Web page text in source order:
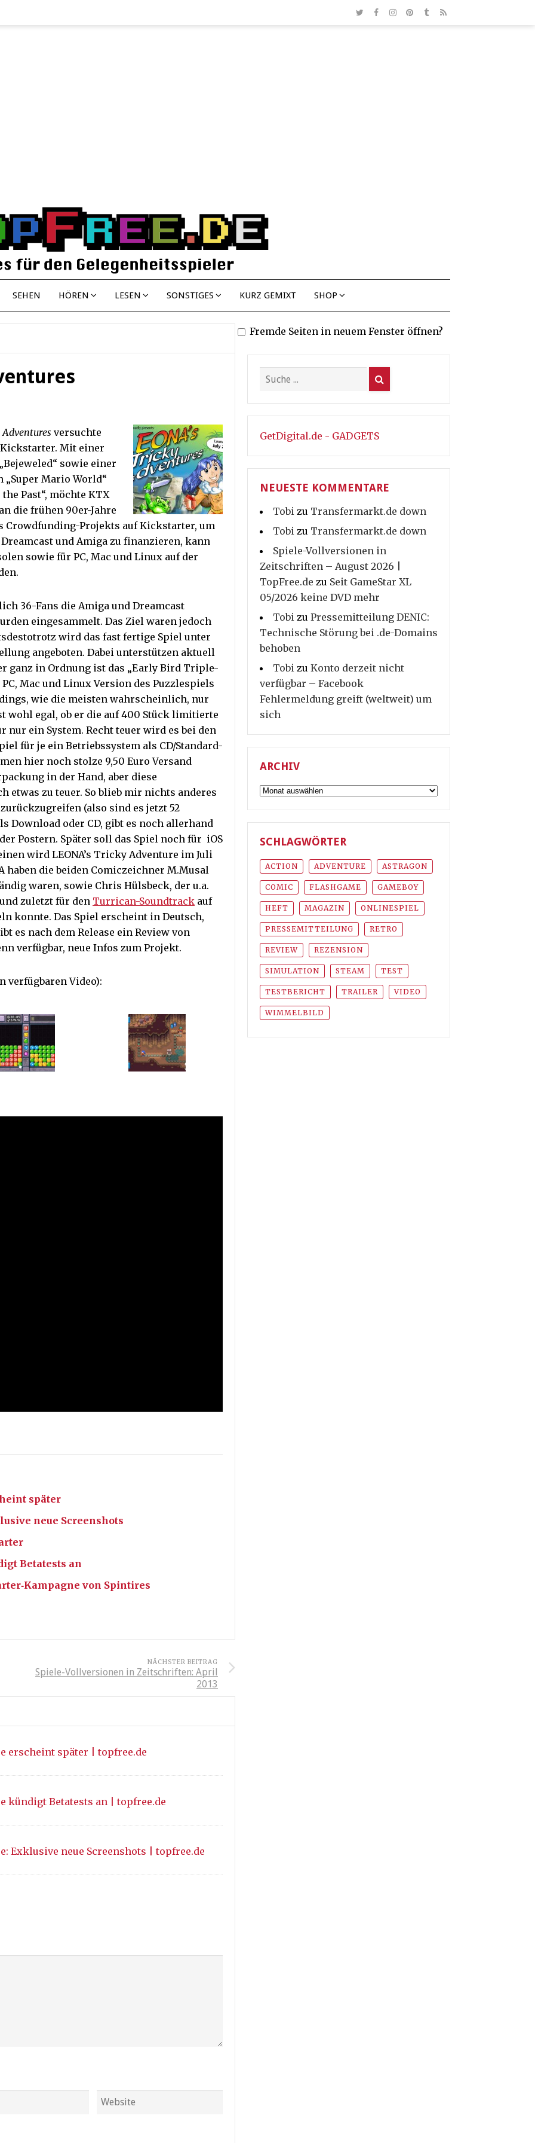
SEHEN HÖREN LESEN SONSTIGES KURZ GEMIXT SHOP
Adventures versuchte
Mit einer
sowie einer
Mario World“
Past“, möchte KTX
die frühen 90er-Jahre
Crowdfunding-Projekts auf Kickstarter, um
und Amiga zu finanzieren, kann
sowie für PC, Mac und Linux auf der
36-Fans die Amiga und Dreamcast
eingesammelt. Das Ziel waren jedoch
wird das fast fertige Spiel unter
angeboten. Dabei unterstützen aktuell
ganz in Ordnung ist das „Early Bird Triple-
Mac und Linux Version des Puzzlespiels
wie die meisten wahrscheinlich, nur
wohl egal, ob er die auf 400 Stück limitierte
ein System. Recht teuer wird es bei den
für je ein Betriebssystem als CD/Standard-
hier noch stolze 9,50 Euro Versand
in der Hand, aber diese
etwas zu teuer. So blieb mir nichts anderes
(also sind es jetzt 52
Download oder CD, gibt es noch allerhand
Postern. Später soll das Spiel noch für iOS
wird LEONA’s Tricky Adventure im Juli
haben die beiden Comiczeichner M.Musal
waren, sowie Chris Hülsbeck, der u.a.
zuletzt für den Turrican-Soundtrack auf
konnte. Das Spiel erscheint in Deutsch,
es nach dem Release ein Review von
verfügbar, neue Infos zum Projekt.
verfügbaren Video):
später
neue Screenshots
Betatests an
von Spintires
NÄCHSTER BEITRAG
Spiele-Vollversionen in Zeitschriften: April
2013
erscheint später | topfree.de
kündigt Betatests an | topfree.de
Exklusive neue Screenshots | topfree.de
Fremde Seiten in neuem Fenster öffnen?
GetDigital.de - GADGETS
NEUESTE KOMMENTARE
Tobi zu Transfermarkt.de down
Tobi zu Transfermarkt.de down
Spiele-Vollversionen in
Zeitschriften – August 2026 |
TopFree.de zu Seit GameStar XL
05/2026 keine DVD mehr
Tobi zu Pressemitteilung DENIC:
Technische Störung bei .de-Domains
behoben
Tobi zu Konto derzeit nicht
verfügbar – Facebook
Fehlermeldung greift (weltweit) um
sich
ARCHIV
Archiv
SCHLAGWÖRTER
ACTION ADVENTURE ASTRAGON
COMIC FLASHGAME GAMEBOY
HEFT MAGAZIN ONLINESPIEL
PRESSEMITTEILUNG RETRO
REVIEW REZENSION
SIMULATION STEAM TEST
TESTBERICHT TRAILER VIDEO
WIMMELBILD